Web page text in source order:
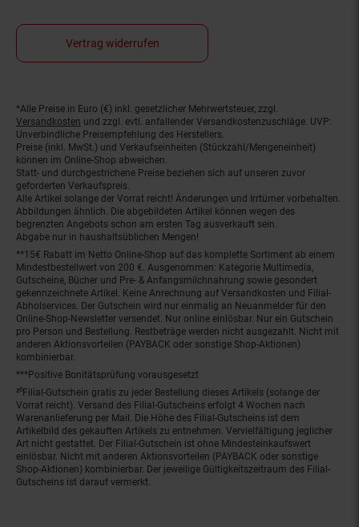
Vertrag widerrufen
Fußnoten
*Alle Preise in Euro (€) inkl. gesetzlicher Mehrwertsteuer, zzgl.
Versandkosten und zzgl. evtl. anfallender Versandkostenzuschläge. UVP:
Unverbindliche Preisempfehlung des Herstellers.
Preise (inkl. MwSt.) und Verkaufseinheiten (Stückzahl/Mengeneinheit)
können im Online-Shop abweichen.
Statt- und durchgestrichene Preise beziehen sich auf unseren zuvor
geforderten Verkaufspreis.
Alle Artikel solange der Vorrat reicht! Änderungen und Irrtümer vorbehalten.
Abbildungen ähnlich. Die abgebildeten Artikel können wegen des
begrenzten Angebots schon am ersten Tag ausverkauft sein.
Abgabe nur in haushaltsüblichen Mengen!
**15€ Rabatt im Netto Online-Shop auf das komplette Sortiment ab einem
Mindestbestellwert von 200 €. Ausgenommen: Kategorie Multimedia,
Gutscheine, Bücher und Pre- & Anfangsmilchnahrung sowie gesondert
gekennzeichnete Artikel. Keine Anrechnung auf Versandkosten und Filial-
Abholservices. Der Gutschein wird nur einmalig an Neuanmelder für den
Online-Shop-Newsletter versendet. Nur online einlösbar. Nur ein Gutschein
pro Person und Bestellung. Restbeträge werden nicht ausgezahlt. Nicht mit
anderen Aktionsvorteilen (PAYBACK oder sonstige Shop-Aktionen)
kombinierbar.
***Positive Bonitätsprüfung vorausgesetzt
²⁰Filial-Gutschein gratis zu jeder Bestellung dieses Artikels (solange der
Vorrat reicht). Versand des Filial-Gutscheins erfolgt 4 Wochen nach
Warenanlieferung per Mail. Die Höhe des Filial-Gutscheins ist dem
Artikelbild des gekauften Artikels zu entnehmen. Vervielfältigung jeglicher
Art nicht gestattet. Der Filial-Gutschein ist ohne Mindesteinkaufswert
einlösbar. Nicht mit anderen Aktionsvorteilen (PAYBACK oder sonstige
Shop-Aktionen) kombinierbar. Der jeweilige Gültigkeitszeitraum des Filial-
Gutscheins ist darauf vermerkt.